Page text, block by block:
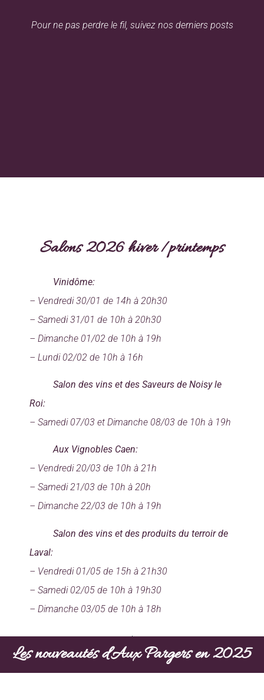
Pour ne pas perdre le fil, suivez nos derniers posts
Salons 2026 hiver /printemps
Vinidôme:
– Vendredi 30/01 de 14h à 20h30
– Samedi 31/01 de 10h à 20h30
– Dimanche 01/02 de 10h à 19h
– Lundi 02/02 de 10h à 16h
Salon des vins et des Saveurs de Noisy le
Roi:
– Samedi 07/03 et Dimanche 08/03 de 10h à 19h
Aux Vignobles Caen:
– Vendredi 20/03 de 10h à 21h
– Samedi 21/03 de 10h à 20h
– Dimanche 22/03 de 10h à 19h
Salon des vins et des produits du terroir de
Laval:
– Vendredi 01/05 de 15h à 21h30
– Samedi 02/05 de 10h à 19h30
– Dimanche 03/05 de 10h à 18h
Les nouveautés d'Aux Pargers en 2025